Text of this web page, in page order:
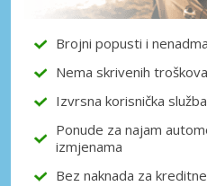
Brojni popusti i
Nema skrivenih troškova
Izvrsna korisnička služba
Ponude za najam
izmjenama
Bez naknada za